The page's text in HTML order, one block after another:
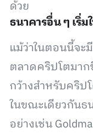
ด้วย
ธนาคารอื่น ๆ เริ่
แม้ว่าในตอนนี้จะ
ตลาดคริปโตมาก
กว้างสำหรับคริป
ในขณะเดียวกันธ
อย่างเช่น